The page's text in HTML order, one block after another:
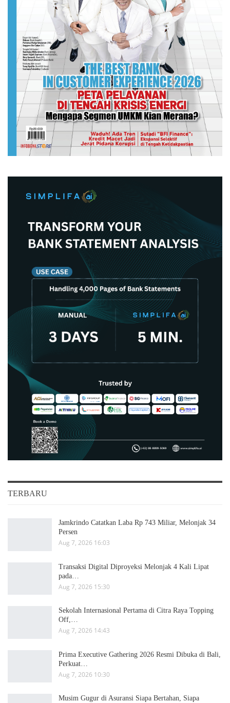
TERBARU
Jamkrindo Catatkan Laba Rp 743 Miliar, Melonjak 34
Persen
Aug 7, 2026 16:03
Transaksi Digital Diproyeksi Melonjak 4 Kali Lipat
pada…
Aug 7, 2026 15:30
Sekolah Internasional Pertama di Citra Raya Topping
Off,…
Aug 7, 2026 14:43
Prima Executive Gathering 2026 Resmi Dibuka di Bali,
Perkuat…
Aug 7, 2026 10:30
Musim Gugur di Asuransi Siapa Bertahan, Siapa